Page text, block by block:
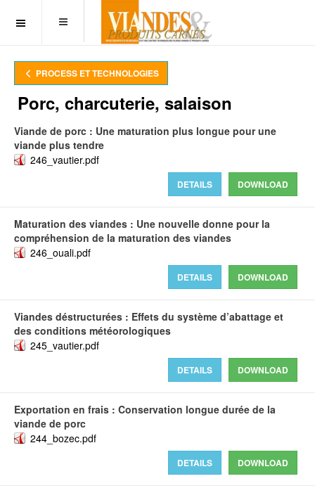
OFF CANVAS
PROCESS ET TECHNOLOGIES
Porc, charcuterie, salaison
Viande de porc : Une maturation plus longue pour une
viande plus tendre
246_vautier.pdf
DOWNLOAD
DETAILS
Maturation des viandes : Une nouvelle donne pour la
compréhension de la maturation des viandes
246_ouali.pdf
DOWNLOAD
DETAILS
Viandes déstructurées : Effets du système d’abattage et
des conditions météorologiques
245_vautier.pdf
DOWNLOAD
DETAILS
Exportation en frais : Conservation longue durée de la
viande de porc
244_bozec.pdf
DOWNLOAD
DETAILS